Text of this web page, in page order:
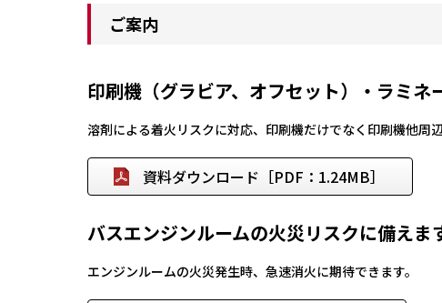
ご案内
印刷機（グラビア、オフセット）・ラミネ
溶剤による着火リスクに対応、印刷機だけでなく印刷機他周
資料ダウンロード［PDF：1.24MB］
バスエンジンルームの火災リスクに備えま
エンジンルームの火災発生時、急速消火に期待できます。